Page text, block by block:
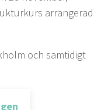
arranger­ad
och sam­tidigt